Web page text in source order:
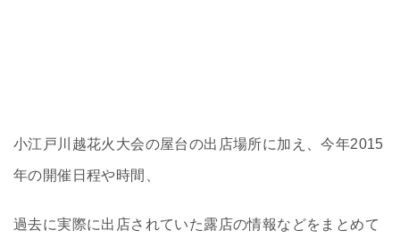
小江戸川越花火大会の屋台の出店場所に加え、今年2015
年の開催日程や時間、
過去に実際に出店されていた露店の情報などをまとめて